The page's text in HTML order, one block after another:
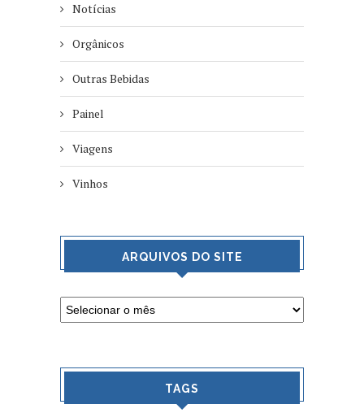
Notícias
Orgânicos
Outras Bebidas
Painel
Viagens
Vinhos
ARQUIVOS DO SITE
TAGS